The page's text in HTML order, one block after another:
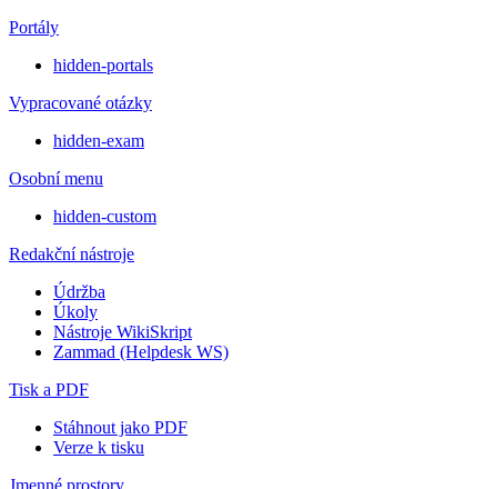
Portály
hidden-portals
Vypracované otázky
hidden-exam
Osobní menu
hidden-custom
Redakční nástroje
Údržba
Úkoly
Nástroje WikiSkript
Zammad (Helpdesk WS)
Tisk a PDF
Stáhnout jako PDF
Verze k tisku
Jmenné prostory